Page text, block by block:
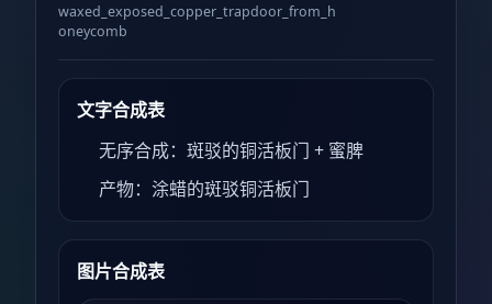
waxed_exposed_copper_trapdoor_from_h
oneycomb
文字合成表
无序合成：斑驳的铜活板门 + 蜜脾
产物：涂蜡的斑驳铜活板门
图片合成表